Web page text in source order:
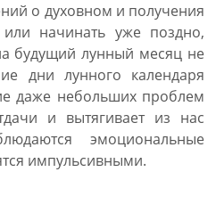
о духовном и получения
начинать уже поздно,
будущий лунный месяц не
дни лунного календаря
даже небольших проблем
и вытягивает из нас
эмоциональные
импульсивными.